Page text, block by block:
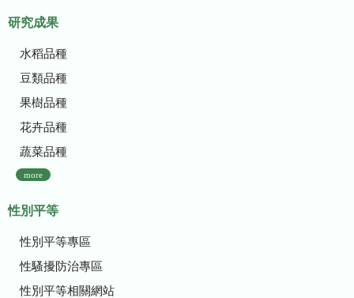
研究成果
水稻品種
豆類品種
果樹品種
花卉品種
蔬菜品種
more
性別平等
性別平等專區
性騷擾防治專區
性別平等相關網站